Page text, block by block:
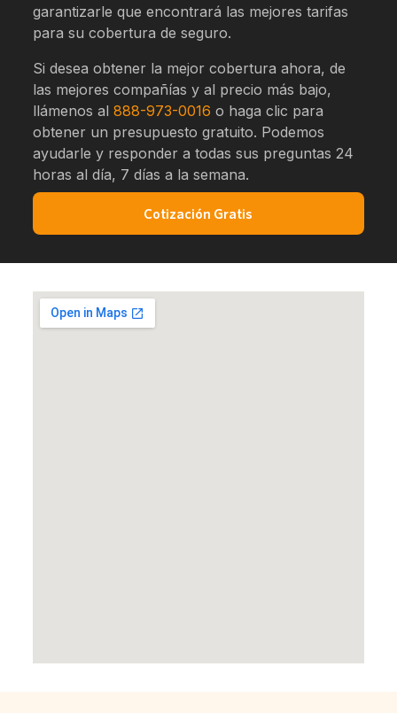
garantizarle que encontrará las mejores tarifas
para su cobertura de seguro.
Si desea obtener la mejor cobertura ahora, de
las mejores compañías y al precio más bajo,
llámenos al 888-973-0016 o haga clic para
obtener un presupuesto gratuito. Podemos
ayudarle y responder a todas sus preguntas 24
horas al día, 7 días a la semana.
Cotización Gratis